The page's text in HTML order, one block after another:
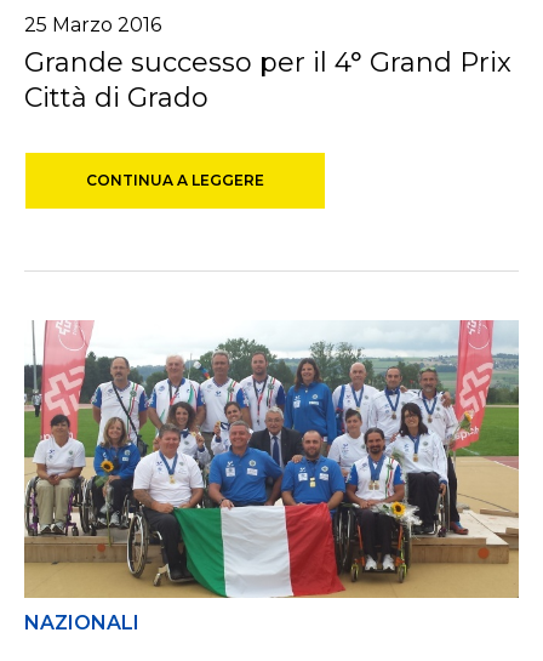
25 Marzo 2016
Grande successo per il 4° Grand Prix
Città di Grado
CONTINUA A LEGGERE
NAZIONALI